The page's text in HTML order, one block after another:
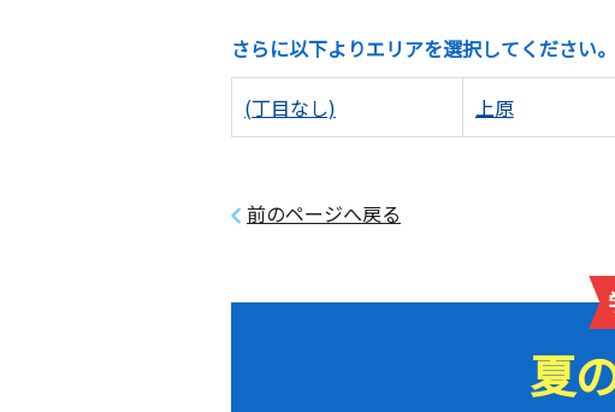
さらに以下よりエリアを選択してください。
(丁目なし) 上原
前のページへ戻る
夏